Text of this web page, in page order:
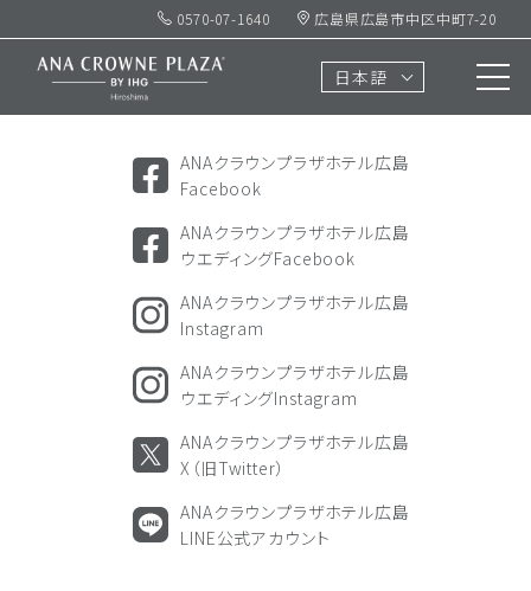
0570-07-1640 広島県広島市中区中町7-20
日本語
ソーシャル アカウント
SOCIAL ACCOUNTS
ANAクラウンプラザホテル広島
Facebook
ANAクラウンプラザホテル広島
ウエディングFacebook
ANAクラウンプラザホテル広島
Instagram
ANAクラウンプラザホテル広島
ウエディングInstagram
ANAクラウンプラザホテル広島
X（旧Twitter）
ANAクラウンプラザホテル広島
LINE公式アカウント